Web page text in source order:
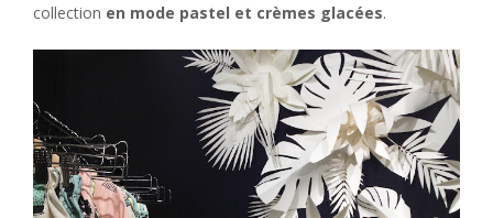
collection en mode pastel et crèmes glacées.